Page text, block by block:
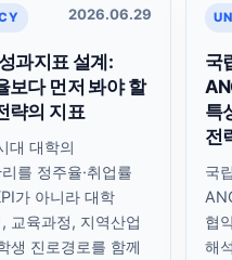
2026.06.29
과지표 설계:
보다 먼저 봐야 할
략의 지표
대 대학의
를 정주율·취업률
가 아니라 대학
교육과정, 지역산업
생 진로경로를 함께
국
특
전
국
협
해